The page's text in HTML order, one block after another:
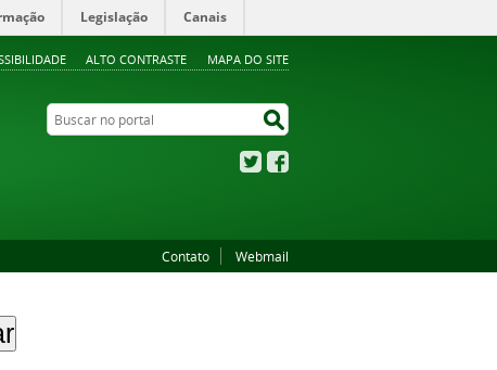
ALTO CONTRASTE MAPA DO SITE
Legislação Canais
Buscar no portal
Twitter
Contato Webmail